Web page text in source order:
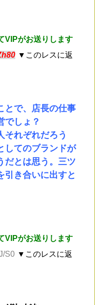
VIPがお送りします
▼このレスに返
とで、店長の仕事
でしょ？
それぞれだろう
してのブランドが
だとは思う。三ツ
引き合いに出すと
VIPがお送りします
S0 ▼このレスに返